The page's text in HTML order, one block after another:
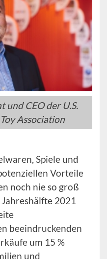
und CEO der U.S.
Association
Spiele und
Vorteile
noch nie so groß
2021
beeindruckenden
um 15 %
und